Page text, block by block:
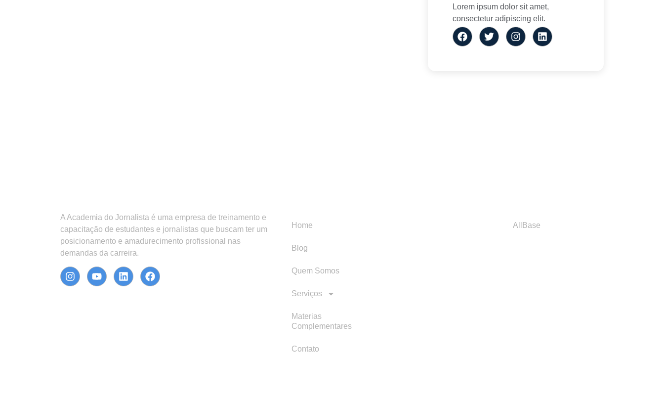
Lorem ipsum dolor sit amet,
consectetur adipiscing elit.
A Academia do Jornalista é uma empresa de treinamento e
capacitação de estudantes e jornalistas que buscam ter um
posicionamento e amadurecimento profissional nas
demandas da carreira.
Home
Blog
Quem Somos
Serviços
Materias
Complementares
Contato
AllBase